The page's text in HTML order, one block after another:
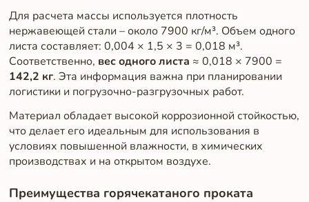
Для расчета массы используется плотность
нержавеющей стали – около 7900 кг/м³. Объем одного
листа составляет: 0,004 × 1,5 × 3 = 0,018 м³.
Соответственно, вес одного листа ≈ 0,018 × 7900 =
142,2 кг. Эта информация важна при планировании
логистики и погрузочно-разгрузочных работ.
Материал обладает высокой коррозионной стойкостью,
что делает его идеальным для использования в
условиях повышенной влажности, в химических
производствах и на открытом воздухе.
Преимущества горячекатаного проката